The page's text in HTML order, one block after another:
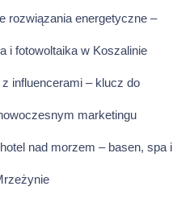
rozwiązania energetyczne –
i fotowoltaika w Koszalinie
z influencerami – klucz do
marketingu
nad morzem – basen, spa i